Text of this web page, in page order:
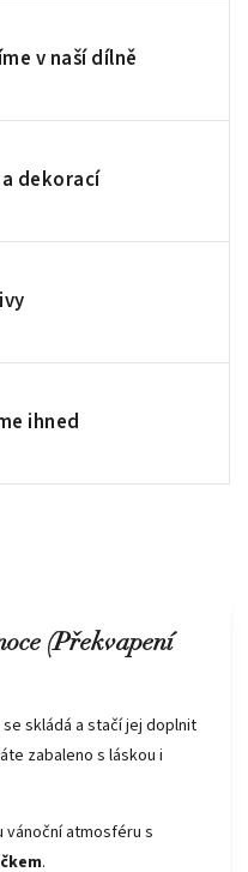
v naší dílně
dekorací
ihned
(Překvapení
skládá a stačí jej doplnit
zabaleno s láskou i
vánoční atmosféru s
.